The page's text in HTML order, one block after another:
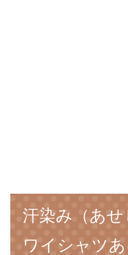
汗染み（あ
ワイシャツあ